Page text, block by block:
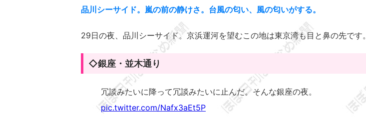
品川シーサイド。嵐の前の静けさ。台風の匂い、風の匂いがする。
29日の夜、品川シーサイド。京浜運河を望むこの地は東京湾も目と鼻の先です。
◇銀座・並木通り
冗談みたいに降って冗談みたいに止んだ。そんな銀座の夜。
pic.twitter.com/Nafx3aEt5P